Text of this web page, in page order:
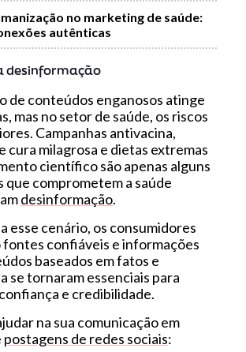
no marketing de saúde:
autênticas
desinformação
de conteúdos enganosos atinge
mas no setor de saúde, os riscos
Campanhas antivacina,
cura milagrosa e dietas extremas
científico são apenas alguns
que comprometem a saúde
desinformação.
esse cenário, os consumidores
fontes confiáveis e informações
baseados em fatos e
se tornaram essenciais para
e credibilidade.
na sua comunicação em
postagens de redes sociais: